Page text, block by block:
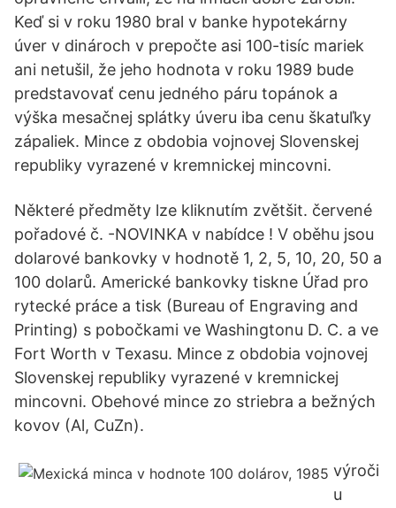
Keď si v roku 1980 bral v banke hypotekárny
úver v dinároch v prepočte asi 100-tisíc mariek
ani netušil, že jeho hodnota v roku 1989 bude
predstavovať cenu jedného páru topánok a
výška mesačnej splátky úveru iba cenu škatuľky
zápaliek. Mince z obdobia vojnovej Slovenskej
republiky vyrazené v kremnickej mincovni.
Některé předměty lze kliknutím zvětšit. červené
pořadové č. -NOVINKA v nabídce ! V oběhu jsou
dolarové bankovky v hodnotě 1, 2, 5, 10, 20, 50 a
100 dolarů. Americké bankovky tiskne Úřad pro
rytecké práce a tisk (Bureau of Engraving and
Printing) s pobočkami ve Washingtonu D. C. a ve
Fort Worth v Texasu. Mince z obdobia vojnovej
Slovenskej republiky vyrazené v kremnickej
mincovni. Obehové mince zo striebra a bežných
kovov (Al, CuZn).
výroči
u